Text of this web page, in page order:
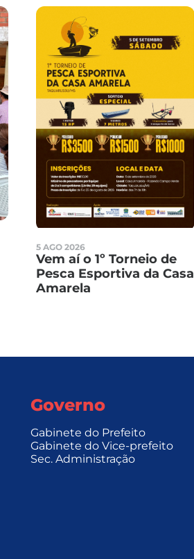
5 AGO 2026
Vem aí o 1º Torneio de
Pesca Esportiva da Casa
Amarela
Governo
Gabinete do Prefeito
Gabinete do Vice-prefeito
Sec. Administração